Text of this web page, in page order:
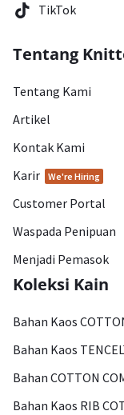
TikTok
Tentang
Tentang Kami
Artikel
Kontak Kami
Karir
We're Hiring
Customer Portal
Waspada Penipuan
Menjadi Pemasok
Koleksi Kain
Bahan Kaos
Bahan Kaos
Bahan COTTON
Bahan Kaos RIB